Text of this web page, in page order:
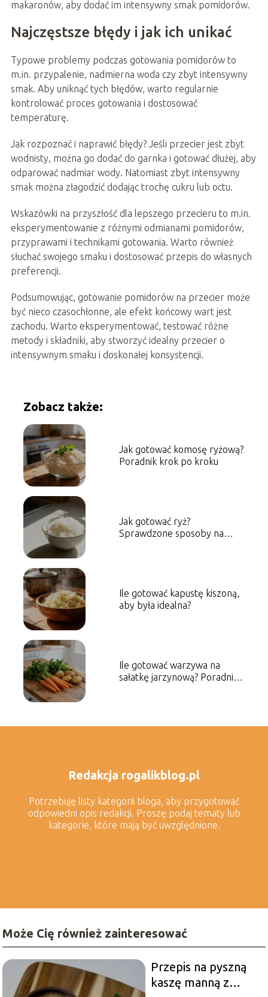
makaronów, aby dodać im intensywny smak pomidorów.
Najczęstsze błędy i jak ich unikać
Typowe problemy podczas gotowania pomidorów to
m.in. przypalenie, nadmierna woda czy zbyt intensywny
smak. Aby uniknąć tych błędów, warto regularnie
kontrolować proces gotowania i dostosować
temperaturę.
Jak rozpoznać i naprawić błędy? Jeśli przecier jest zbyt
wodnisty, można go dodać do garnka i gotować dłużej, aby
odparować nadmiar wody. Natomiast zbyt intensywny
smak można złagodzić dodając trochę cukru lub octu.
Wskazówki na przyszłość dla lepszego przecieru to m.in.
eksperymentowanie z różnymi odmianami pomidorów,
przyprawami i technikami gotowania. Warto również
słuchać swojego smaku i dostosować przepis do własnych
preferencji.
Podsumowując, gotowanie pomidorów na przecier może
być nieco czasochłonne, ale efekt końcowy wart jest
zachodu. Warto eksperymentować, testować różne
metody i składniki, aby stworzyć idealny przecier o
intensywnym smaku i doskonałej konsystencji.
Zobacz także:
Jak gotować komosę ryżową?
Poradnik krok po kroku
Jak gotować ryż?
Sprawdzone sposoby na
Ile gotować kapustę kiszoną,
aby była idealna?
Ile gotować warzywa na
sałatkę jarzynową? Poradnik
Redakcja rogalikblog.pl
Potrzebuję listy kategorii bloga, aby przygotować
odpowiedni opis redakcji. Proszę podaj tematy lub
kategorie, które mają być uwzględnione.
Może Cię również zainteresować
Przepis na pyszną
kaszę manną z